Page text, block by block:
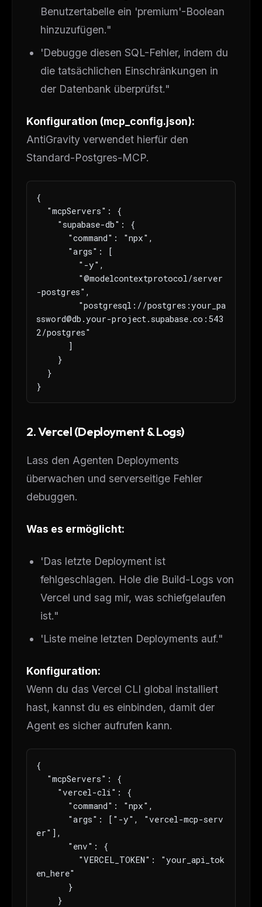
Benutzertabelle ein 'premium'-Boolean
hinzuzufügen."
'Debugge diesen SQL-Fehler, indem du
die tatsächlichen Einschränkungen in
der Datenbank überprüfst."
Konfiguration (mcp_config.json):
AntiGravity verwendet hierfür den
Standard-Postgres-MCP.
{
-postgres",
        "postgresql://postgres:
your_pa
ssword@db.your-project.supabase.co :543
2/postgres"
}
2. Vercel (Deployment & Logs)
Lass den Agenten Deployments
überwachen und serverseitige Fehler
debuggen.
Was es ermöglicht:
'Das letzte Deployment ist
fehlgeschlagen. Hole die Build-Logs von
Vercel und sag mir, was schiefgelaufen
ist."
'Liste meine letzten Deployments auf."
Konfiguration:
Wenn du das Vercel CLI global installiert
hast, kannst du es einbinden, damit der
Agent es sicher aufrufen kann.
{
er"],
en_here"
THIS WEEK'S DIGEST
MCP pick of the week
Rules & workflow pack
Free · Weekly · 2 min read
The weekly digest for AI builders
workflow updates — one email, no noise.
Get the weekly digest
No spam. Unsubscribe in one click.